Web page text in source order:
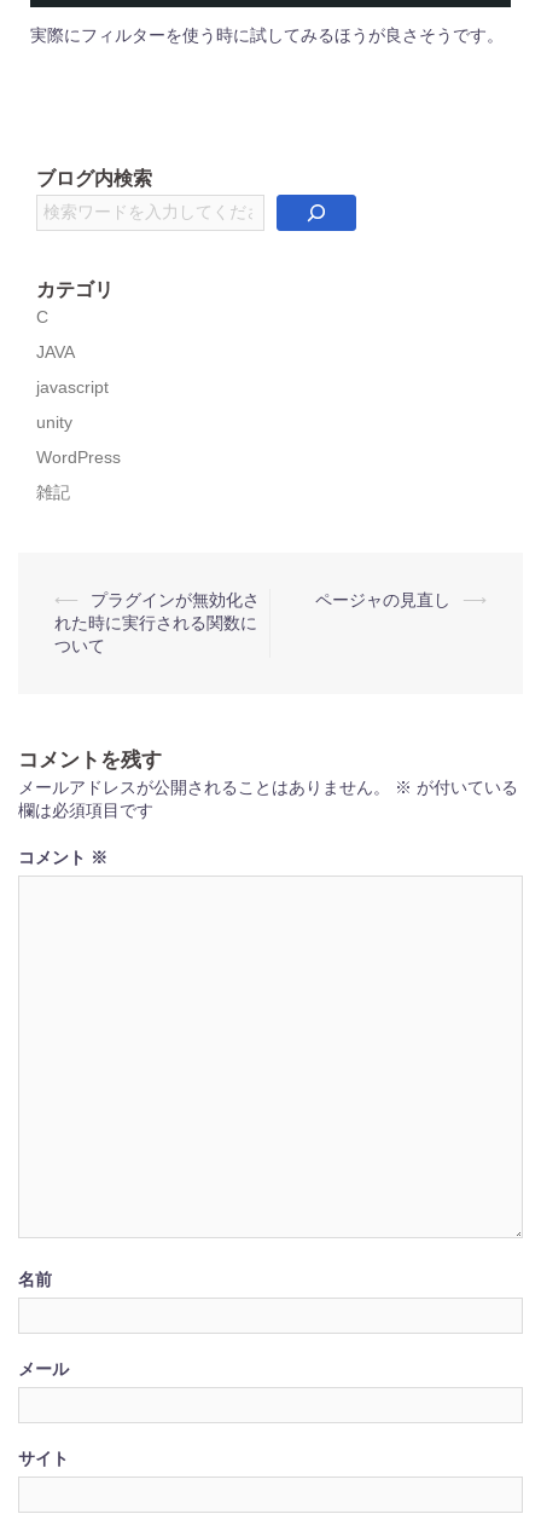
実際にフィルターを使う時に試してみるほうが良さそうです。
ブログ内検索
検
索
カテゴリ
C
JAVA
javascript
unity
WordPress
雑記
投
稿
ゲ
ー
シ
ョ
⟵
プラグインが無効化さ
れた時に実行される関数に
ついて
ページャの見直し ⟶
コメントを残す
メールアドレスが公開されることはありません。 ※ が付いている
欄は必須項目です
コメント ※
名前
メール
サイト